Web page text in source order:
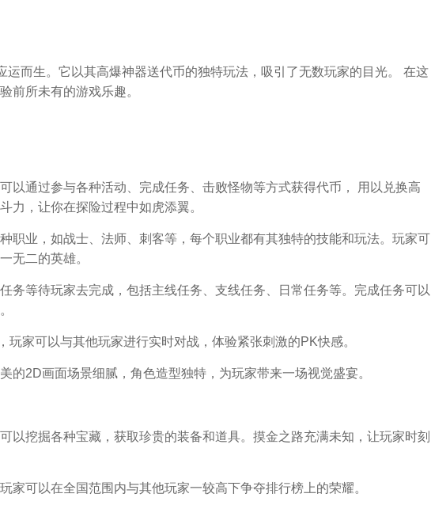
运而生。它以其高爆神器送代币的独特玩法，吸引了无数玩家的目光。 在这
前所未有的游戏乐趣。
以通过参与各种活动、完成任务、击败怪物等方式获得代币， 用以兑换高
力，让你在探险过程中如虎添翼。
职业，如战士、法师、刺客等，每个职业都有其独特的技能和玩法。玩家可
无二的英雄。
务等待玩家去完成，包括主线任务、支线任务、日常任务等。完成任务可以
玩家可以与其他玩家进行实时对战，体验紧张刺激的PK快感。
的2D画面场景细腻，角色造型独特，为玩家带来一场视觉盛宴。
以挖掘各种宝藏，获取珍贵的装备和道具。摸金之路充满未知，让玩家时刻
家可以在全国范围内与其他玩家一较高下争夺排行榜上的荣耀。